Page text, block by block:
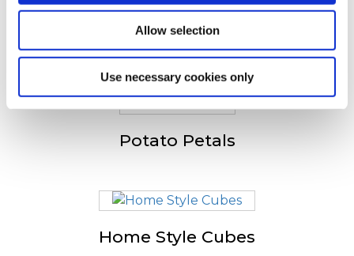
Allow selection
Use necessary cookies only
Potato Petals
Home Style Cubes